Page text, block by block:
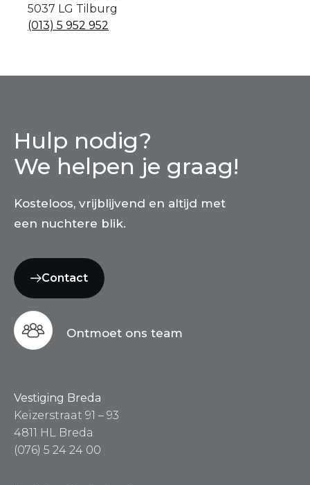
5037 LG Tilburg
(013) 5 952 952
Hulp nodig?
We helpen je graag!
Kosteloos, vrijblijvend en altijd met
een nuchtere blik.
Contact
Ontmoet ons team
Vestiging Breda
Keizerstraat 91 – 93
4811 HL Breda
(076) 5 24 24 00